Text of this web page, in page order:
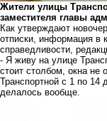
Жители улицы
заместителя главы
Как утверждают
отписки, информация в
справедливости,
- Я живу на улице
стоит столбом, окна не
Транспортной с 1 по 14
делалось вообще.